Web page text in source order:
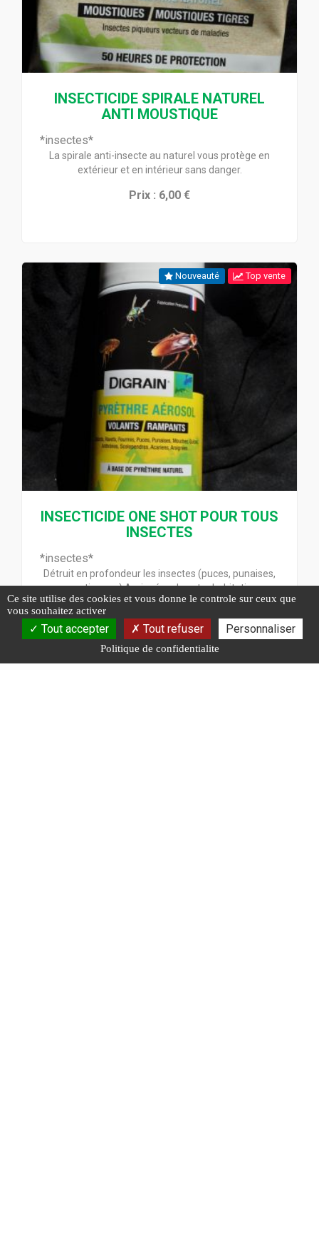
INSECTICIDE SPIRALE NATUREL
ANTI MOUSTIQUE
*insectes*
La spirale anti-insecte au naturel vous protège en
extérieur et en intérieur sans danger.
Prix : 6,00 €
Nouveauté Top vente
INSECTICIDE ONE SHOT POUR TOUS
INSECTES
*insectes*
Détruit en profondeur les insectes (puces, punaises,
moustiques...) Araignées de votre habitation.
Ce site utilise des cookies et vous donne le controle sur ceux que
vous souhaitez activer
Tout accepter Tout refuser Personnaliser
Politique de confidentialite